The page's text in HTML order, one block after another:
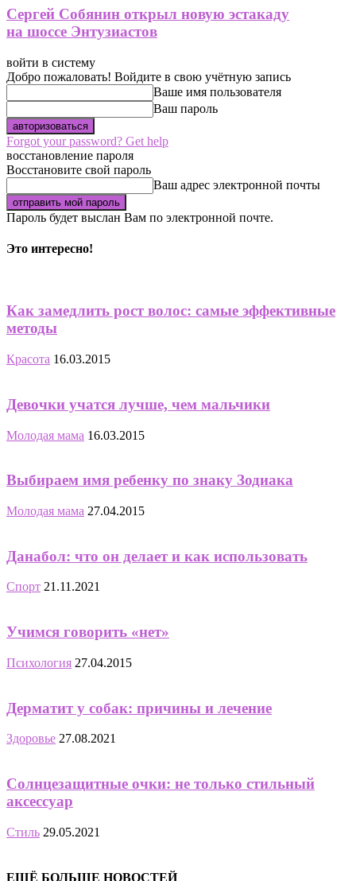
Сергей Собянин открыл новую эстакаду
на шоссе Энтузиастов
войти в систему
Добро пожаловать! Войдите в свою учётную запись
Ваше имя пользователя
Ваш пароль
Forgot your password? Get help
восстановление пароля
Восстановите свой пароль
Ваш адрес электронной почты
Пароль будет выслан Вам по электронной почте.
Это интересно!
Как замедлить рост волос: самые эффективные
методы
Красота 16.03.2015
Девочки учатся лучше, чем мальчики
Молодая мама 16.03.2015
Выбираем имя ребенку по знаку Зодиака
Молодая мама 27.04.2015
Данабол: что он делает и как использовать
Спорт 21.11.2021
Учимся говорить «нет»
Психология 27.04.2015
Дерматит у собак: причины и лечение
Здоровье 27.08.2021
Солнцезащитные очки: не только стильный
аксессуар
Стиль 29.05.2021
ЕЩЁ БОЛЬШЕ НОВОСТЕЙ